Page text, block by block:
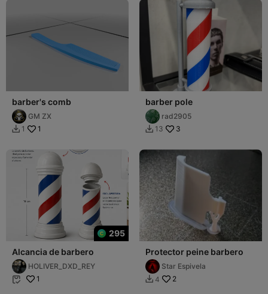
barber's comb
GM ZX
 1 1
barber pole
rad2905
 13 3
295
Alcancia de barbero
HOLIVER_DXD_REY
 1
Protector peine barbero
Star Espivela
 4 2